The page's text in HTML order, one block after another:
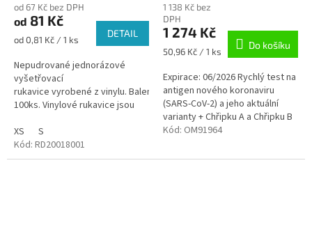
produktu
je
5,0
z
5
hvězdiček.
od 67 Kč bez DPH
od 81 Kč
Měrná
od 0,81 Kč / 1 ks
DETAIL
Nepudrované jednorázové
vyšetřovací
rukavice vyrobené z vinylu. Balení
100ks. Vinylové rukavice jsou
se nejčastěji využívá ve
zdravotnictví,...
XS
S
Kód: RD20018001
produktu
je
5,0
z
hvězdiček.
1 138 Kč bez
DPH
1 274 Kč
Měrná
50,96 Kč / 1 ks
Do košíku
Expirace: 06/2026 Rychlý test na
antigen nového koronaviru
(SARS-CoV-2) a jeho aktuální
varianty + Chřipku A a Chřipku B
Pro profesní použití. 25 ks v
Kód: OM91964